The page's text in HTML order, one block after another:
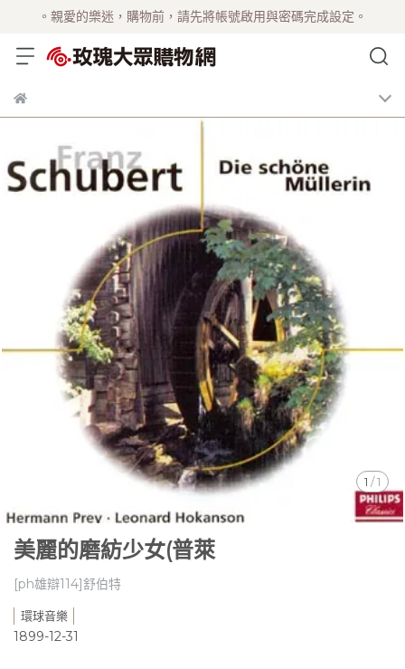
。親愛的樂迷，購物前，請先將帳號啟用與密碼完成設定。
1 /1
美麗的磨紡少女(普萊
[ph雄辯114]舒伯特
環球音樂
1899-12-31